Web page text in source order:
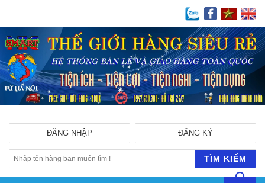
ĐĂNG KÝ
ĐĂNG NHẬP
TÌM KIẾM